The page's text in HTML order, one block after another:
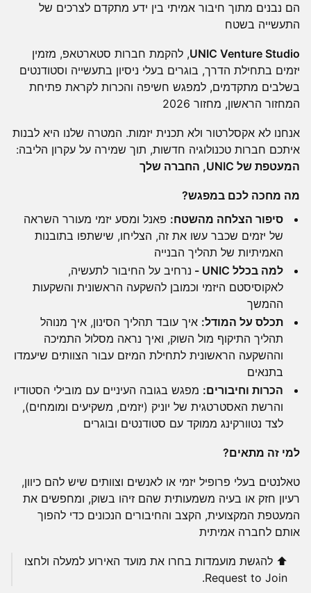
הם נבנים מתוך חיבור אמיתי בין ידע מתקדם לצרכים של
התעשייה בשטח
UNIC Venture Studio, להקמת חברות סטארטאפ, מזמין
יזמים בתחילת הדרך, בוגרים בעלי ניסיון בתעשייה וסטודנטים
בשלבים מתקדמים, למפגש חשיפה והכרות לקראת פתיחת
המחזור הראשון, מחזור 2026
אנחנו לא אקסלרטור ולא תכנית יזמות. המטרה שלנו היא לבנות
איתכם חברות טכנולוגיה חדשות, תוך שמירה על עקרון הליבה:
המעטפת של UNIC, החברה שלך
מה מחכה לכם במפגש?
סיפור הצלחה מהשטח: פאנל ומסע יזמי מעורר השראה
של יזמים שכבר עשו את זה, הצליחו, שישתפו בתובנות
האמיתיות של תהליך הבנייה
למה בכלל UNIC -
נרחיב על החיבור לתעשיה,
לאקוסיסטם היזמי וכמובן להשקעה הראשונית והשקעות
ההמשך
תכלס על המודל: איך עובד תהליך הסינון, איך מנוהל
תהליך התיקוף מול השוק, ואיך נראה מסלול התמיכה
וההשקעה הראשונית לתחילת המיזם עבור הצוותים שיעמדו
בתנאים
הכרות וחיבורים: מפגש בגובה העיניים עם מובילי הסטודיו
והרשת האסטרטגית של יוניק (יזמים, משקיעים ומומחים),
לצד נטוורקינג ממוקד עם סטודנטים ובוגרים
למי זה מתאים?
טאלנטים בעלי פרופיל יזמי או לאנשים וצוותים שיש להם כיוון,
רעיון חזק או בעיה משמעותית שהם זיהו בשוק, ומחפשים את
המעטפת המקצועית, הקצב והחיבורים הנכונים כדי להפוך
אותם לחברה אמיתית
⬆️ להגשת מועמדות בחרו את מועד האירוע למעלה ולחצו
Request to Join.